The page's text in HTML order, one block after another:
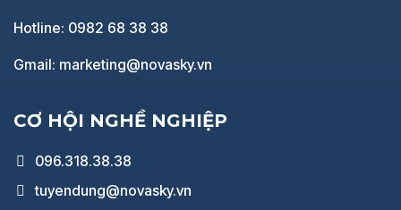
Hotline: 0982 68 38 38
Gmail: marketing@novasky.vn
CƠ HỘI NGHỀ NGHIỆP
096.318.38.38
tuyendung@novasky.vn